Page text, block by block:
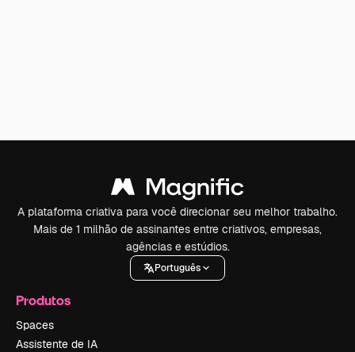
A plataforma criativa para você direcionar seu melhor trabalho.
Mais de 1 milhão de assinantes entre criativos, empresas,
agências e estúdios.
Português
Produtos
Spaces
Assistente de IA